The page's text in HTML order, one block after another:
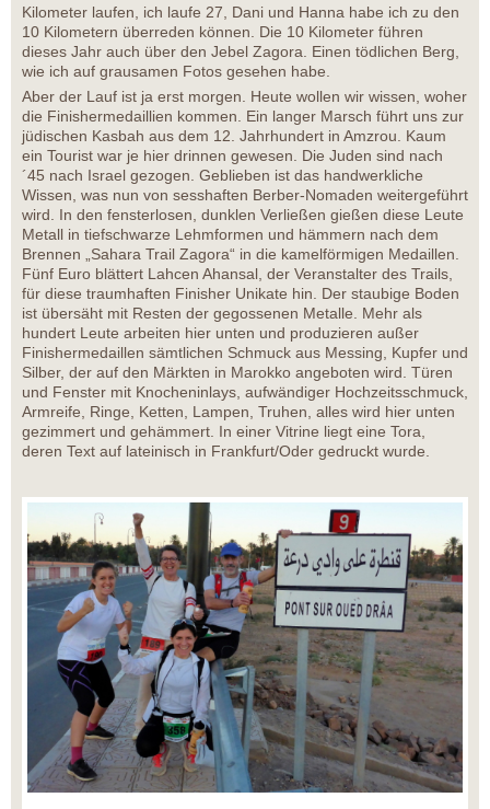
Kilometer laufen, ich laufe 27, Dani und Hanna habe ich zu den
10 Kilometern überreden können. Die 10 Kilometer führen
dieses Jahr auch über den Jebel Zagora. Einen tödlichen Berg,
wie ich auf grausamen Fotos gesehen habe.
Aber der Lauf ist ja erst morgen. Heute wollen wir wissen, woher
die Finishermedaillien kommen. Ein langer Marsch führt uns zur
jüdischen Kasbah aus dem 12. Jahrhundert in Amzrou. Kaum
ein Tourist war je hier drinnen gewesen. Die Juden sind nach
´45 nach Israel gezogen. Geblieben ist das handwerkliche
Wissen, was nun von sesshaften Berber-Nomaden weitergeführt
wird. In den fensterlosen, dunklen Verließen gießen diese Leute
Metall in tiefschwarze Lehmformen und hämmern nach dem
Brennen „Sahara Trail Zagora“ in die kamelförmigen Medaillen.
Fünf Euro blättert Lahcen Ahansal, der Veranstalter des Trails,
für diese traumhaften Finisher Unikate hin. Der staubige Boden
ist übersäht mit Resten der gegossenen Metalle. Mehr als
hundert Leute arbeiten hier unten und produzieren außer
Finishermedaillen sämtlichen Schmuck aus Messing, Kupfer und
Silber, der auf den Märkten in Marokko angeboten wird. Türen
und Fenster mit Knocheninlays, aufwändiger Hochzeitsschmuck,
Armreife, Ringe, Ketten, Lampen, Truhen, alles wird hier unten
gezimmert und gehämmert. In einer Vitrine liegt eine Tora,
deren Text auf lateinisch in Frankfurt/Oder gedruckt wurde.